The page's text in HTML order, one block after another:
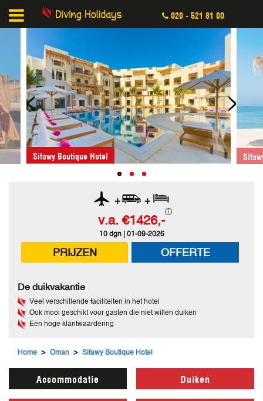
020 - 521 81 00
Sifawy Boutique Hotel
< >
+ +
v.a. €1426,-
10 dgn | 01-09-2026
PRIJZEN OFFERTE
De duikvakantie
Veel verschillende faciliteiten in het hotel
Ook mooi geschikt voor gasten die niet willen duiken
Een hoge klantwaardering
Home > Oman > Sifawy Boutique Hotel
Accommodatie Duiken